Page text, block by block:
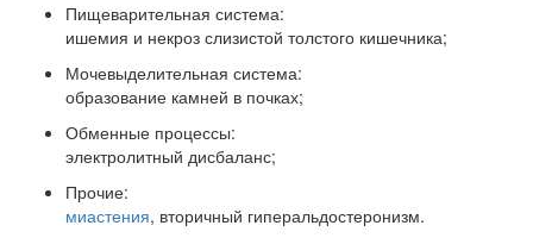
Пищеварительная система:
ишемия и некроз слизистой толстого кишечника;
Мочевыделительная система:
образование камней в почках;
Обменные процессы:
электролитный дисбаланс;
Прочие:
миастения, вторичный гиперальдостеронизм.